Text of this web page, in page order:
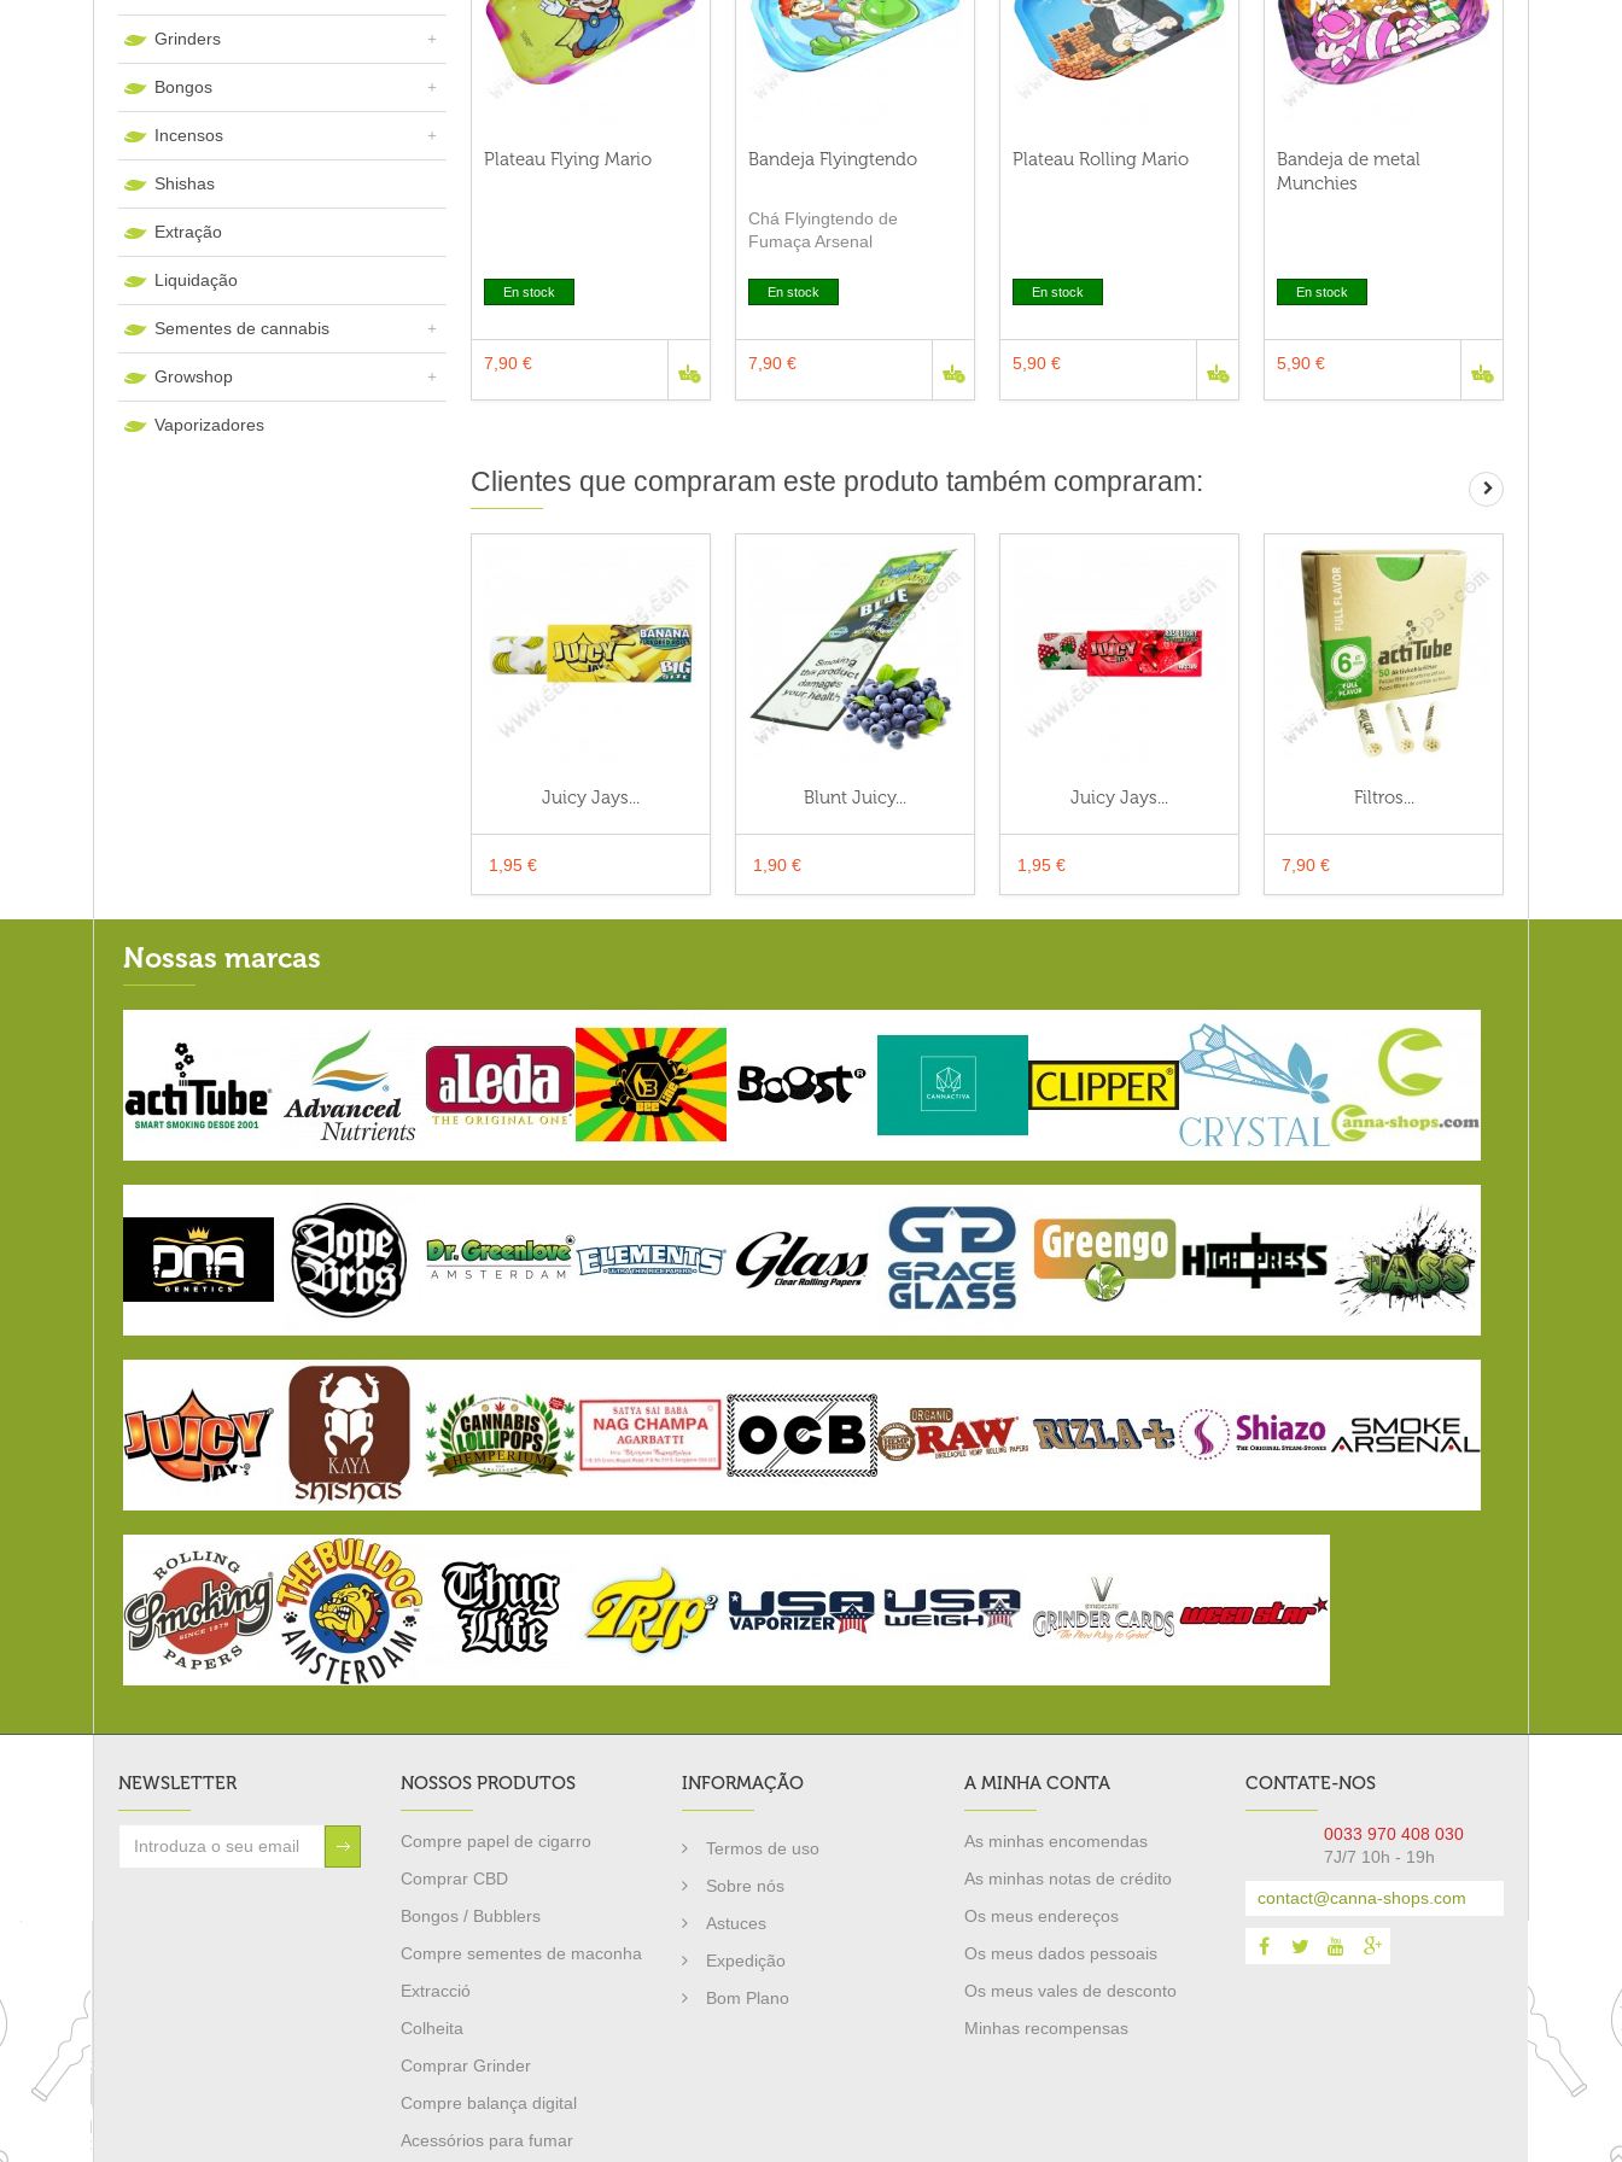
Grinders
Bongos
Incensos
Shishas
Extração
Liquidação
Sementes de cannabis
Growshop
Vaporizadores
Plateau Flying Mario
En stock
7,90 €
Bandeja Flyingtendo
Chá Flyingtendo de
Fumaça Arsenal
En stock
7,90 €
Plateau Rolling Mario
En stock
5,90 €
Bandeja de metal
Munchies
En stock
5,90 €
Clientes que compraram este produto também compraram:
Juicy Jays...
1,95 €
Blunt Juicy...
1,90 €
Juicy Jays...
1,95 €
Filtros...
7,90 €
Nossas marcas
NEWSLETTER NOSSOS PRODUTOS
Compre papel de cigarro
Comprar CBD
Bongos / Bubblers
Compre sementes de maconha
Extracció
Colheita
Comprar Grinder
Compre balança digital
Acessórios para fumar
INFORMAÇÃO
Termos de uso
Sobre nós
Astuces
Expedição
Bom Plano
A MINHA CONTA
As minhas encomendas
As minhas notas de crédito
Os meus endereços
Os meus dados pessoais
Os meus vales de desconto
Minhas recompensas
CONTATE-NOS
0033 970 408 030
7J/7 10h - 19h
contact@canna-shops.com